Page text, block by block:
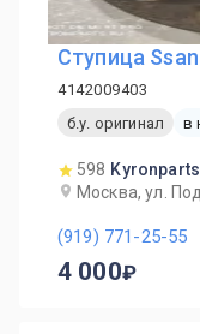
Ступица
4142009403
б.у. оригинал
в
598
Москва, ул.
(919) 771-25-55
4 000